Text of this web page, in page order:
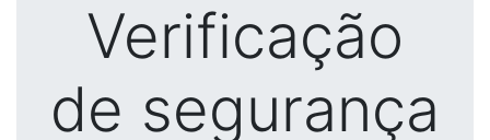
Verificação
de segurança